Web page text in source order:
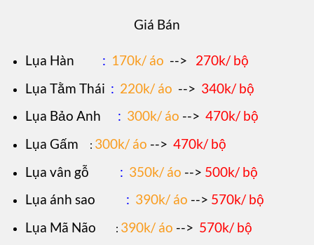
Giá Bán
Lụa Hàn : 170k/ áo --> 270k/ bộ
Lụa Tằm Thái : 220k/ áo --> 340k/ bộ
Lụa Bảo Anh
: 300k/ áo --> 470k/ bộ
Lụa Gấm
: 300k/ áo --> 470k/ bộ
Lụa vân gỗ : 350k/ áo --> 500k/ bộ
Lụa ánh sao : 390k/ áo --> 570k/ bộ
Lụa Mã Não
: 390k/ áo --> 570k/ bộ